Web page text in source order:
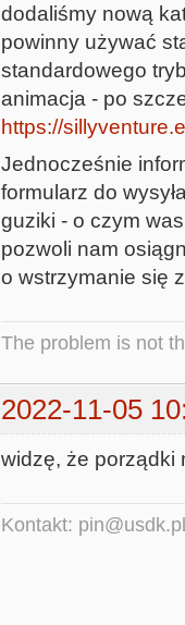
dodaliśmy nową
powinny używać
standardowego
animacja - po
https://
Jednocześnie
formularz do
guziki - o czym
pozwoli nam
o wstrzymanie się
The problem is not
2022-11-05
widzę, że porządki
Kontakt: pin@usdk.pl